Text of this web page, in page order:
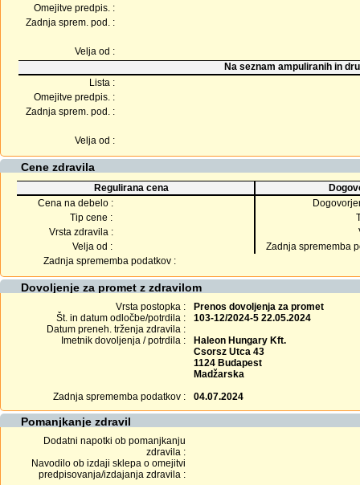
Omejitve predpis. :
Zadnja sprem. pod. :
Velja od :
Na seznam ampuliranih in
Lista :
Omejitve predpis. :
Zadnja sprem. pod. :
Velja od :
Cene zdravila
Regulirana cena
Cena na debelo :
Tip cene :
Vrsta zdravila :
Velja od :
Zadnja sprememba
Zadnja sprememba podatkov :
Dovoljenje za promet z zdravilom
Vrsta postopka :
Prenos dovoljenja za promet
Št. in datum odločbe/potrdila :
103-12/2024-5 22.05.2024
Datum preneh. trženja zdravila :
Imetnik dovoljenja / potrdila :
Haleon Hungary Kft.
Csorsz Utca 43
1124 Budapest
Madžarska
Zadnja sprememba podatkov :
04.07.2024
Pomanjkanje zdravil
Dodatni napotki ob pomanjkanju
zdravila :
Navodilo ob izdaji sklepa o omejitvi
predpisovanja/izdajanja zdravila :